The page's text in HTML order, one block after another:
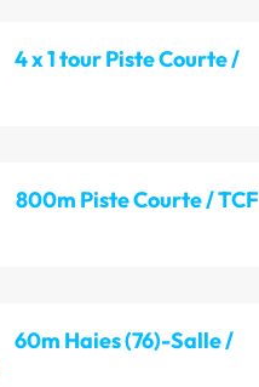
4 x 1 tour Piste Courte /
800m Piste Courte / TCF
60m Haies (76)-Salle /